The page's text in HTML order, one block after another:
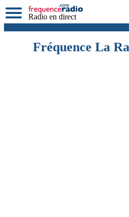
Radio en direct
Fréquence La